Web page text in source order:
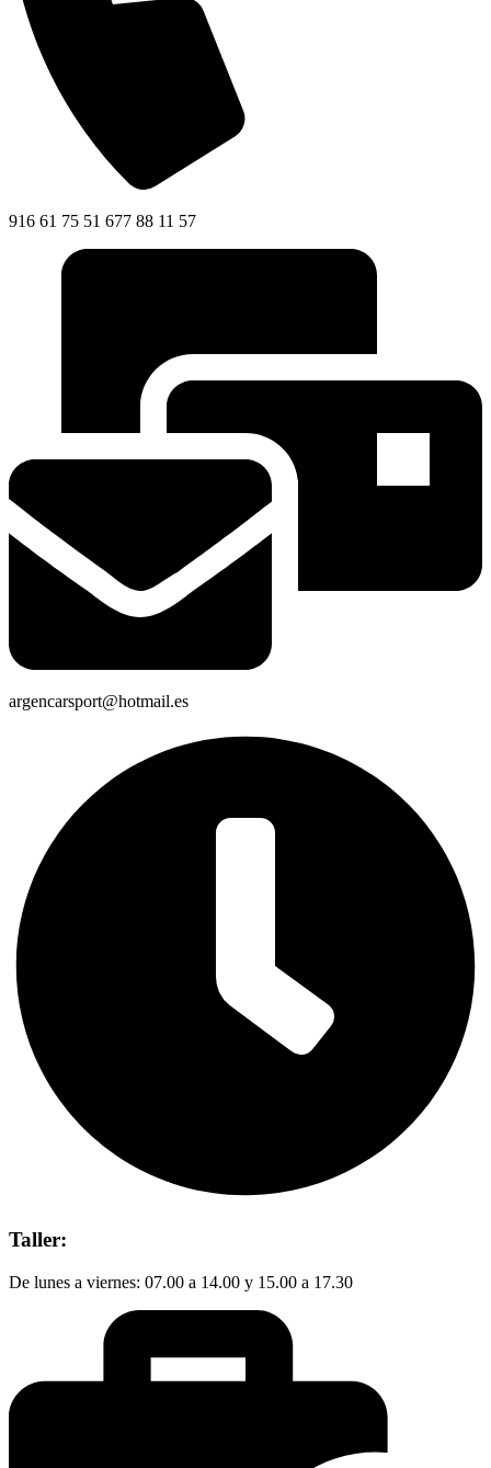
916 61 75 51 677 88 11 57
argencarsport@hotmail.es
Taller:
De lunes a viernes: 07.00 a 14.00 y 15.00 a 17.30